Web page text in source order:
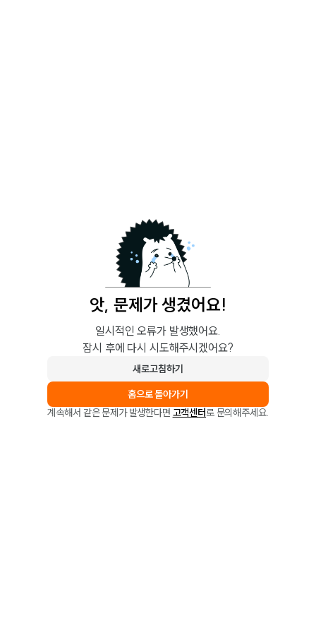
앗, 문제가 생겼어요!
일시적인 오류가 발생했어요.
잠시 후에 다시 시도해주시겠어요?
새로고침하기
홈으로 돌아가기
계속해서 같은 문제가 발생한다면 고객센터로 문의해주세요.